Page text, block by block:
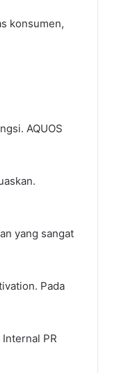
konsumen,
AQUOS
yang sangat
Pada
PR